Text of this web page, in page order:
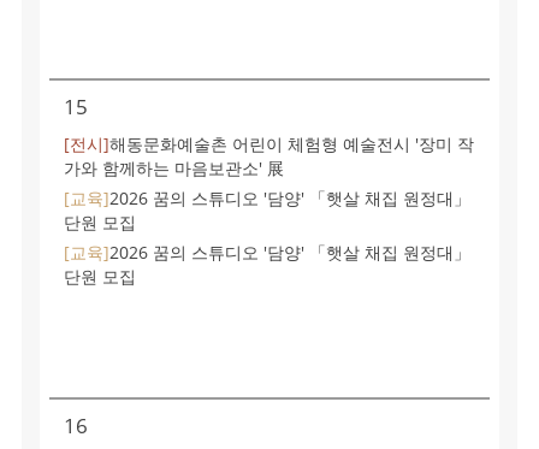
15
[전시]해동문화예술촌 어린이 체험형 예술전시 '장미 작
가와 함께하는 마음보관소' 展
[교육]2026 꿈의 스튜디오 '담양' 「햇살 채집 원정대」
단원 모집
[교육]2026 꿈의 스튜디오 '담양' 「햇살 채집 원정대」
단원 모집
16